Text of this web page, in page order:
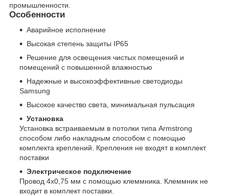
промышленности.
Особенности
Аварийное исполнение
Высокая степень защиты IP65
Решение для освещения чистых помещений и
помещений с повышенной влажностью
Надежные и высокоэффективные светодиоды
Samsung
Высокое качество света, минимальная пульсация
Установка
Установка встраиваемым в потолки типа Armstrong
способом либо накладным способом с помощью
комплекта креплений. Крепления не входят в комплект
поставки
Электрическое подключение
Провод 4х0,75 мм с помощью клеммника. Клеммник не
входит в комплект поставки.